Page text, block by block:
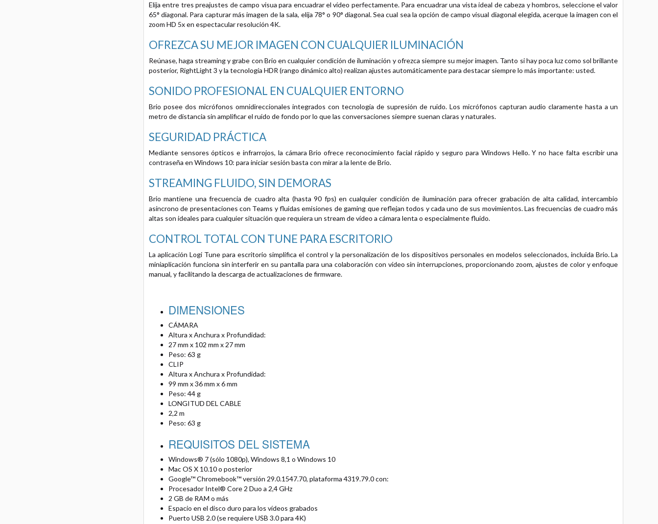
Elija entre tres preajustes de campo visua para encuadrar el vídeo perfectamente. Para encuadrar una vista ideal de cabeza y hombros, seleccione el valor
65° diagonal. Para capturar más imagen de la sala, elija 78° o 90° diagonal. Sea cual sea la opción de campo visual diagonal elegida, acerque la imagen con el
zoom HD 5x en espectacular resolución 4K.
OFREZCA SU MEJOR IMAGEN CON CUALQUIER ILUMINACIÓN
Reúnase, haga streaming y grabe con Brio en cualquier condición de iluminación y ofrezca siempre su mejor imagen. Tanto si hay poca luz como sol brillante
posterior, RightLight 3 y la tecnología HDR (rango dinámico alto) realizan ajustes automáticamente para destacar siempre lo más importante: usted.
SONIDO PROFESIONAL EN CUALQUIER ENTORNO
Brio posee dos micrófonos omnidireccionales integrados con tecnología de supresión de ruido. Los micrófonos capturan audio claramente hasta a un
metro de distancia sin amplificar el ruido de fondo por lo que las conversaciones siempre suenan claras y naturales.
SEGURIDAD PRÁCTICA
Mediante sensores ópticos e infrarrojos, la cámara Brio ofrece reconocimiento facial rápido y seguro para Windows Hello. Y no hace falta escribir una
contraseña en Windows 10: para iniciar sesión basta con mirar a la lente de Brio.
STREAMING FLUIDO, SIN DEMORAS
Brio mantiene una frecuencia de cuadro alta (hasta 90 fps) en cualquier condición de iluminación para ofrecer grabación de alta calidad, intercambio
asíncrono de presentaciones con Teams y fluidas emisiones de gaming que reflejan todos y cada uno de sus movimientos. Las frecuencias de cuadro más
altas son ideales para cualquier situación que requiera un stream de vídeo a cámara lenta o especialmente fluido.
CONTROL TOTAL CON TUNE PARA ESCRITORIO
La aplicación Logi Tune para escritorio simplifica el control y la personalización de los dispositivos personales en modelos seleccionados, incluida Brio. La
miniaplicación funciona sin interferir en su pantalla para una colaboración con vídeo sin interrupciones, proporcionando zoom, ajustes de color y enfoque
manual, y facilitando la descarga de actualizaciones de firmware.
DIMENSIONES
CÁMARA
Altura x Anchura x Profundidad:
27 mm x 102 mm x 27 mm
Peso: 63 g
CLIP
Altura x Anchura x Profundidad:
99 mm x 36 mm x 6 mm
Peso: 44 g
LONGITUD DEL CABLE
2,2 m
Peso: 63 g
REQUISITOS DEL SISTEMA
Windows® 7 (sólo 1080p), Windows 8,1 o Windows 10
Mac OS X 10.10 o posterior
Google™ Chromebook™ versión 29.0.1547.70, plataforma 4319.79.0 con:
Procesador Intel® Core 2 Duo a 2,4 GHz
2 GB de RAM o más
Espacio en el disco duro para los vídeos grabados
Puerto USB 2.0 (se requiere USB 3.0 para 4K)